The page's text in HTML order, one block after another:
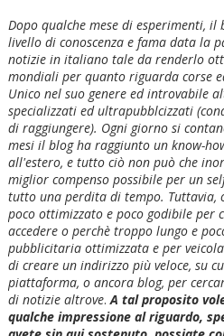
Dopo qualche mese di esperimenti,
livello di conoscenza e fama data la
notizie in italiano tale da renderlo
mondiali per quanto riguarda corse
Unico nel suo genere ed introvabile
specializzati ed ultrapubblcizzati
di raggiungere). Ogni giorno si
mesi il blog ha raggiunto un know-
all'estero, e tutto ciò non può che
miglior compenso possibile per un
tutto una perdita di tempo. Tuttavia,
poco ottimizzato e poco godibile per
accedere o perchè troppo lungo e
pubblicitaria ottimizzata e per
di creare un indirizzo più veloce, su
piattaforma, o ancora blog, per
di notizie altrove.A tal proposito
qualche impressione al riguardo,